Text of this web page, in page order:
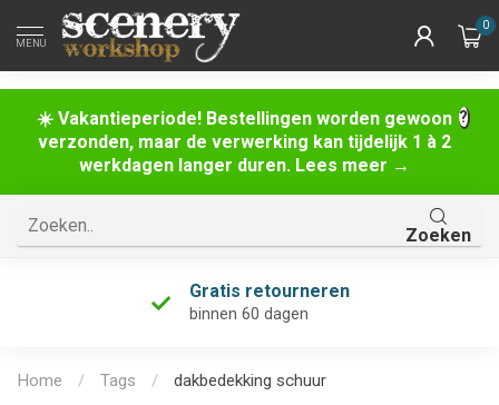
☀️ Vakantieperiode! Bestellingen worden gewoon
verzonden, maar de verwerking kan tijdelijk 1 à 2
werkdagen langer duren. Lees meer →
MENU
0
Zoeken
Gratis retourneren
binnen 60 dagen
Home / Tags / dakbedekking schuur